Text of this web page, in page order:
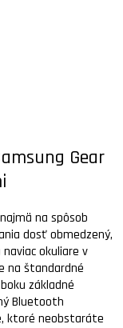
Gear
na spôsob
dosť obmedzený,
okuliare v
na štandardné
základné
Bluetooth
ktoré neobstaráte